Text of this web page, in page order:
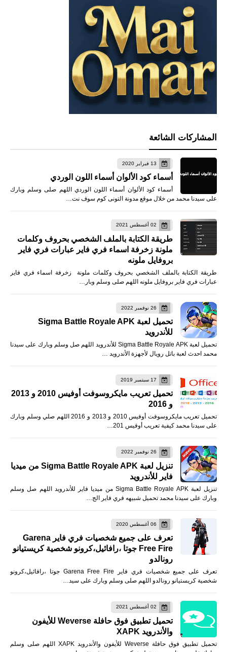
المشاركات الشائعة
13 فبراير 2020
أسماء كود الألوان أسماء اللون الوردي
أسماء كود الألوان أسماء اللون الوردي اللهم صلى وسلم وبارك
على سيدنا محمد من خلال موقع مدونة التونى كوم سوف نت…
02 أغسطس 2021
طريقة الكتابة بالملف الشخصي بحروف وكلمات
ملونة زخرفة اسماء فري فاير عبارات فري فاير
بروفايل ملونه
طريقة الكتابة بالملف الشخصي بحروف وكلمات ملونة زخرفة اسماء فري فاير
عبارات فري فاير بروفايل ملونه اللهم صلى وسلم وبار…
26 نوفمبر 2022
تحميل لعبة Sigma Battle Royale APK
للأندرويد
تحميل لعبة Sigma Battle Royale APK للأندرويد اللهم صل وسلم وبارك على سيدنا
محمد احدث لعبة باتل رويال لأجهزة الأندرويد …
17 سبتمبر 2019
تحميل تعريب مايكروسوفت أوفيس 2010 و 2013
و 2016
تحميل تعريب مايكروسوفت أوفيس 2010 و 2013 و 2016 اللهم صلي وسلم وبارك
على سيدنا محمد كيفية تعريب أوفيس 201…
26 نوفمبر 2022
تنزيل لعبة Sigma Battle Royale APK من ميديا
فاير للأندرويد
تنزيل لعبة Sigma Battle Royale APK من ميديا فاير للأندرويد اللهم صل وسلم
وبارك على سيدنا محمد تحميل شبيهه فري فاير الج…
06 أغسطس 2020
تعرف على جميع شخصيات فري فاير Garena
Free Fire جوتا ،رافائيل،كرونو شخصية كريستيانو
رونالدو
تعرف على جميع شخصيات فري فاير Garena Free Fire جوتا ،رافائيل،كرونو
شخصية كريستيانو رونالدو اللهم صلى وسلم وبارك على سيد…
02 أغسطس 2021
تحميل تطبيق فوق حافلة Weverse للأيفون
والأندرويد XAPK
تحميل تطبيق فوق حافلة Weverse للأيفون والأندرويد XAPK اللهم صلى وسلم